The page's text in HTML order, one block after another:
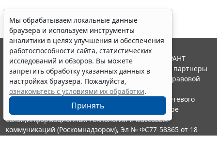
Мы обрабатываем локальные данные
браузера и используем инструменты
аналитики в целях улучшения и обеспечения
работоспособности сайта, статистических
исследований и обзоров. Вы можете
запретить обработку указанных данных в
настройках браузера. Пожалуйста,
ознакомьтесь с условиями их обработки.
Принять
© ООО "НПП "ГАРАНТ-СЕРВИС", 2026. Система ГАРАНТ
выпускается с 1990 года. Компания "Гарант" и ее партнеры
являются участниками Российской ассоциации правовой
информации ГАРАНТ.
Портал ГАРАНТ.РУ зарегистрирован в качестве сетевого
издания Федеральной службой по надзору в сфере
связи,информационных технологий и массовых
коммуникаций (Роскомнадзором), Эл № ФС77-58365 от 18